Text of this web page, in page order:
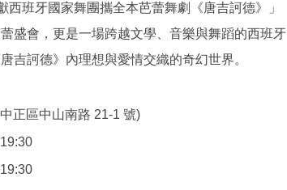
西班牙國家舞團攜全本芭蕾舞劇《唐吉訶德》」
盛會，更是一場跨越文學、音樂與舞蹈的西班牙
吉訶德》內理想與愛情交織的奇幻世界。
正區中山南路 21-1 號)